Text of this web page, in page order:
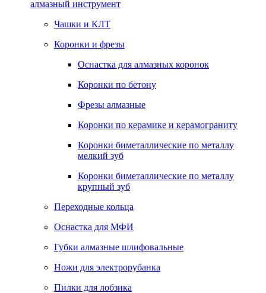
алмазный инструмент
Чашки и КЛТ
Коронки и фрезы
Оснастка для алмазных коронок
Коронки по бетону
Фрезы алмазные
Коронки по керамике и керамограниту
Коронки биметаллические по металлу
мелкий зуб
Коронки биметаллические по металлу
крупный зуб
Переходные кольца
Оснастка для МФИ
Губки алмазные шлифовальные
Ножи для электрорубанка
Пилки для лобзика